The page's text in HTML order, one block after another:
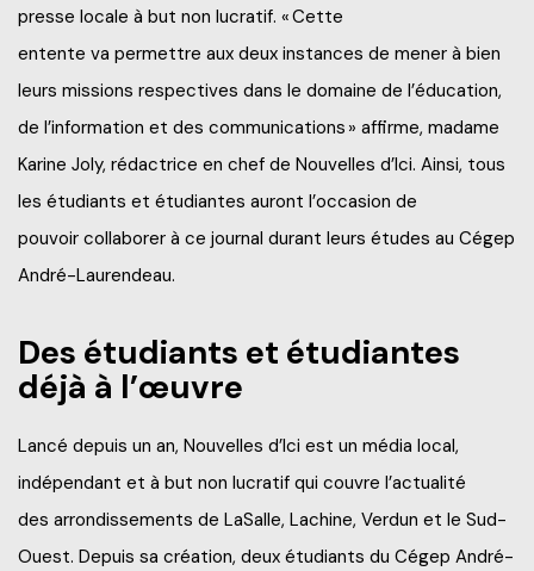
Futurs étudiants de l’international
À savoir en tant que parents
Services aux étudiants
Espace CISEP-CO
Portes ouvertes virtuelles
Recrutez nos étudiants et finissants
Administration
Engagement social
Info-Chantiers
Sports, loisirs et camp de jour
Urgence météo
Recherche*
presse locale à but non lucratif. « Cette
entente va permettre aux deux instances de mener à bien
leurs missions respectives dans le domaine de l’éducation,
de l’information et des communications » affirme, madame
Karine Joly, rédactrice en chef de Nouvelles d’Ici. Ainsi, tous
les étudiants et étudiantes auront l’occasion de
pouvoir collaborer à ce journal durant leurs études au Cégep
André-Laurendeau.
Des étudiants et étudiantes
déjà à l’œuvre
Lancé depuis un an, Nouvelles d’Ici est un média local,
indépendant et à but non lucratif qui couvre l’actualité
des arrondissements de LaSalle, Lachine, Verdun et le Sud-
Ouest. Depuis sa création, deux étudiants du Cégep André-